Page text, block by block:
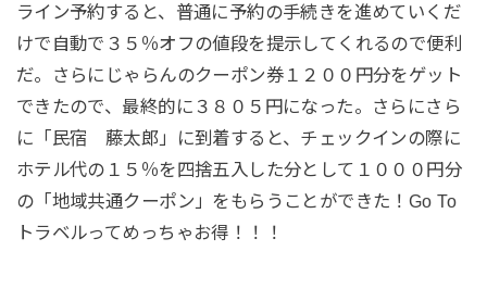
ライン予約すると、普通に予約の手続きを進めていくだ
けで自動で３５％オフの値段を提示してくれるので便利
だ。さらにじゃらんのクーポン券１２００円分をゲット
できたので、最終的に３８０５円になった。さらにさら
に「民宿 藤太郎」に到着すると、チェックインの際に
ホテル代の１５％を四捨五入した分として１０００円分
の「地域共通クーポン」をもらうことができた！Go To
トラベルってめっちゃお得！！！